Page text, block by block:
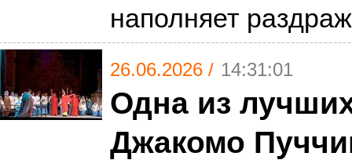
наполняет
26.06.2026 / 14:31:01
Одна из
Джакомо